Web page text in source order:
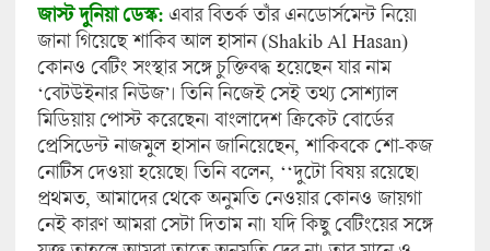
জাস্ট দুনিয়া ডেস্ক:এবার বিতর্ক তাঁর এনডোর্সমেন্ট নিয়ে।
জানা গিয়েছে শাকিব আল হাসান (Shakib Al Hasan)
কোনও বেটিং সংস্থার সঙ্গে চুক্তিবদ্ধ হয়েছেন যার নাম
‘বেটউইনার নিউজ’। তিনি নিজেই সেই তথ্য সোশ্যাল
মিডিয়ায় পোস্ট করেছেন। বাংলাদেশ ক্রিকেট বোর্ডের
প্রেসিডেন্ট নাজমুল হাসান জানিয়েছেন, শাকিবকে শো-কজ
নোটিস দেওয়া হয়েছে। তিনি বলেন, ‘‘দুটো বিষয় রয়েছে।
প্রথমত, আমাদের থেকে অনুমতি নেওয়ার কোনও জায়গা
নেই কারণ আমরা সেটা দিতাম না। যদি কিছু বেটিংয়ের সঙ্গে